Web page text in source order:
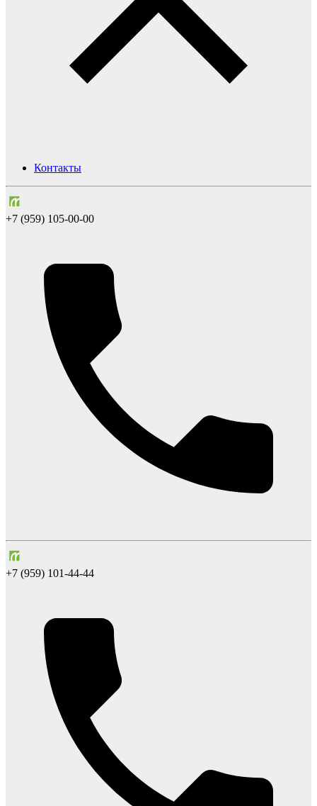
Контакты
+7 (959) 105-00-00
+7 (959) 101-44-44